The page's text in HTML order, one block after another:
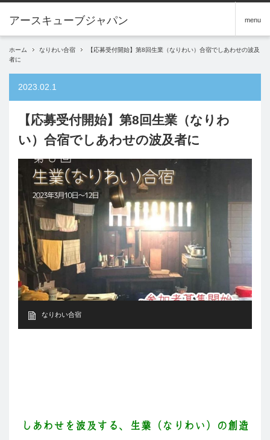
menu
アースキューブジャパン
ホーム なりわい合宿
【応募受付開始】第8回生業（なりわい）合宿でしあわせの波及
者に
2023.02.1
【応募受付開始】第8回生業（なりわ
い）合宿でしあわせの波及者に
なりわい合宿
しあわせを波及する、生業（なりわい）の創造